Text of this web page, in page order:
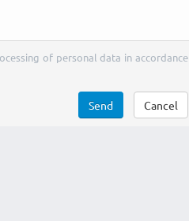
of personal data in accordance
Send Cancel